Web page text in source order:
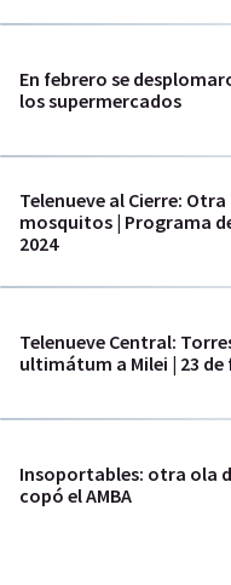
En febrero se
los supermercados
Telenueve al Cierre:
mosquitos | Programa
2024
Telenueve Central:
ultimátum a Milei | 23 de
Insoportables: otra ola
copó el AMBA